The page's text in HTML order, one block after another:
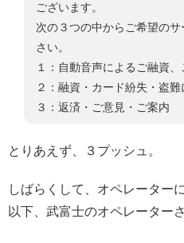
ございます。
次の３つの中からご希望の
さい。
１：自動音声によるご融資、
２：融資・カード紛失・盗難
３：返済・ご意見・ご案内
とりあえず、３プッシュ。
しばらくして、オペレーター
以下、武富士のオペレーター